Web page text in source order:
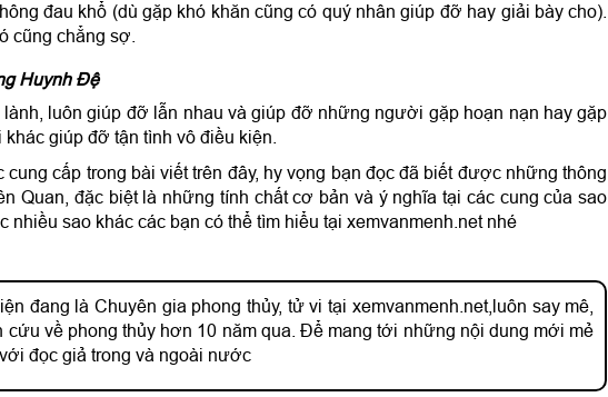
đau khổ (dù gặp khó khăn cũng có quý nhân giúp đỡ hay giải bày cho).
cũng chẳng sợ.
Huynh Đệ
luôn giúp đỡ lẫn nhau và giúp đỡ những người gặp hoạn nạn hay gặp
giúp đỡ tận tình vô điều kiện.
cấp trong bài viết trên đây, hy vọng bạn đọc đã biết được những thông
Quan, đặc biệt là những tính chất cơ bản và ý nghĩa tại các cung của sao
sao khác các bạn có thể tìm hiểu tại xemvanmenh.net nhé
đang là Chuyên gia phong thủy, tử vi tại xemvanmenh.net,luôn say mê,
cứu về phong thủy hơn 10 năm qua. Để mang tới những nội dung mới mẻ
đọc giả trong và ngoài nước